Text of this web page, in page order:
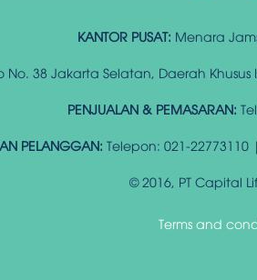
KANTOR PUSAT: Menara
No. 38 Jakarta Selatan, Daerah
PENJUALAN & PEMASARAN:
PELANGGAN: Telepon: 021-
© 2016, PT Capital
Terms and